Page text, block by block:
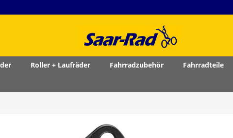
Roller + Laufräder Fahrradzubehör Fahrradteile